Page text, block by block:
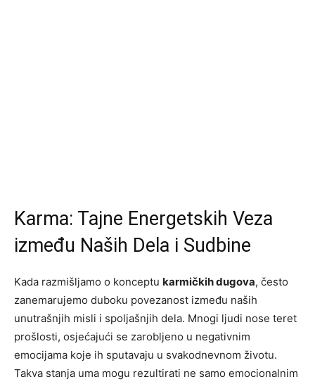
Karma: Tajne Energetskih Veza
između Naših Dela i Sudbine
Kada razmišljamo o konceptu karmičkih dugova, često
zanemarujemo duboku povezanost između naših
unutrašnjih misli i spoljašnjih dela. Mnogi ljudi nose teret
prošlosti, osjećajući se zarobljeno u negativnim
emocijama koje ih sputavaju u svakodnevnom životu.
Takva stanja uma mogu rezultirati ne samo emocionalnim